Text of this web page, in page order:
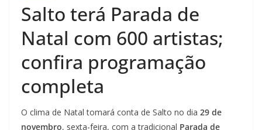
Salto terá Parada de
Natal com 600 artistas;
confira programação
completa
O clima de Natal tomará conta de Salto no dia 29 de
novembro, sexta-feira, com a tradicional Parada de